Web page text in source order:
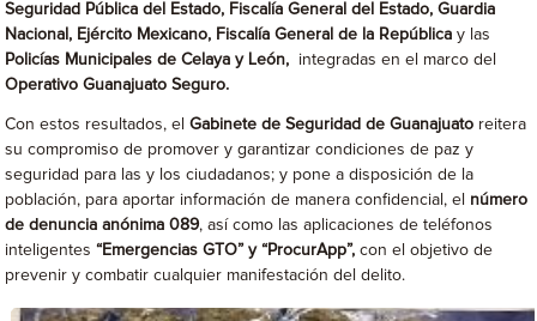
Seguridad Pública del Estado, Fiscalía General del Estado, Guardia
Nacional, Ejército Mexicano, Fiscalía General de la República y las
Policías Municipales de Celaya y León,
integradas en el marco del
Operativo Guanajuato Seguro.
Con estos resultados, elGabinete de Seguridad de Guanajuato reitera
su compromiso de promover y garantizar condiciones de paz y
seguridad para las y los ciudadanos; y pone a disposición de la
población, para aportar información de manera confidencial, el número
de denuncia anónima 089, así como las aplicaciones de teléfonos
inteligentes“Emergencias GTO” y “ProcurApp”,con el objetivo de
prevenir y combatir cualquier manifestación del delito.